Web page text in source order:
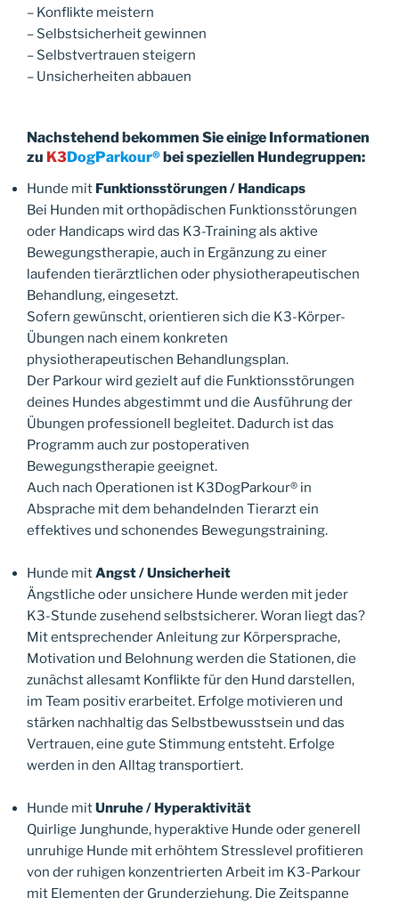
– Konflikte meistern
– Selbstsicherheit gewinnen
– Selbstvertrauen steigern
– Unsicherheiten abbauen
Nachstehend bekommen Sie einige Informationen
zu K3DogParkour® bei speziellen Hundegruppen:
Hunde mit Funktionsstörungen / Handicaps
Bei Hunden mit orthopädischen Funktionsstörungen
oder Handicaps wird das K3-Training als aktive
Bewegungstherapie, auch in Ergänzung zu einer
laufenden tierärztlichen oder physiotherapeutischen
Behandlung, eingesetzt.
Sofern gewünscht, orientieren sich die K3-Körper-
Übungen nach einem konkreten
physiotherapeutischen Behandlungsplan.
Der Parkour wird gezielt auf die Funktionsstörungen
deines Hundes abgestimmt und die Ausführung der
Übungen professionell begleitet. Dadurch ist das
Programm auch zur postoperativen
Bewegungstherapie geeignet.
Auch nach Operationen ist K3DogParkour® in
Absprache mit dem behandelnden Tierarzt ein
effektives und schonendes Bewegungstraining.
Hunde mitAngst / Unsicherheit
Ängstliche oder unsichere Hunde werden mit jeder
K3-Stunde zusehend selbstsicherer. Woran liegt das?
Mit entsprechender Anleitung zur Körpersprache,
Motivation und Belohnung werden die Stationen, die
zunächst allesamt Konflikte für den Hund darstellen,
im Team positiv erarbeitet. Erfolge motivieren und
stärken nachhaltig das Selbstbewusstsein und das
Vertrauen, eine gute Stimmung entsteht. Erfolge
werden in den Alltag transportiert.
Hunde mitUnruhe / Hyperaktivität
Quirlige Junghunde, hyperaktive Hunde oder generell
unruhige Hunde mit erhöhtem Stresslevel profitieren
von der ruhigen konzentrierten Arbeit im K3-Parkour
mit Elementen der Grunderziehung. Die Zeitspanne